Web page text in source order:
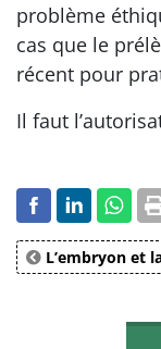
problème
cas que le
récent pour
Il faut
L’embryon et